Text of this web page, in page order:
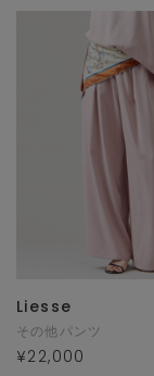
Liesse
その他パンツ
¥22,000